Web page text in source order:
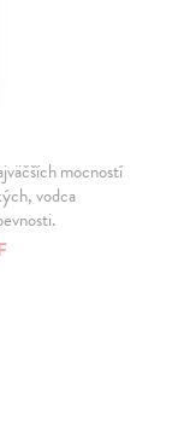
mocností
vodca